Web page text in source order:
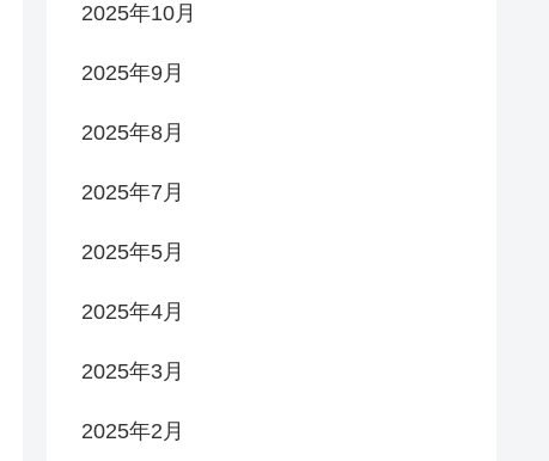
2025年10月
2025年9月
2025年8月
2025年7月
2025年5月
2025年4月
2025年3月
2025年2月